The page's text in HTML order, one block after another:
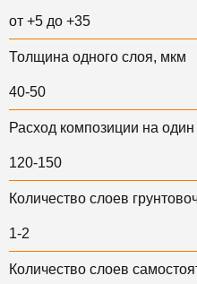
от +5 до +35
Толщина одного слоя, мкм
40-50
Расход композиции на один
120-150
Количество слоев
1-2
Количество слоев